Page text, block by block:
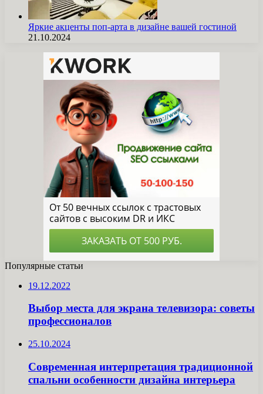
Яркие акценты поп-арта в дизайне вашей гостиной
21.10.2024
Популярные статьи
19.12.2022
Выбор места для экрана телевизора: советы
профессионалов
25.10.2024
Современная интерпретация традиционной
спальни особенности дизайна интерьера